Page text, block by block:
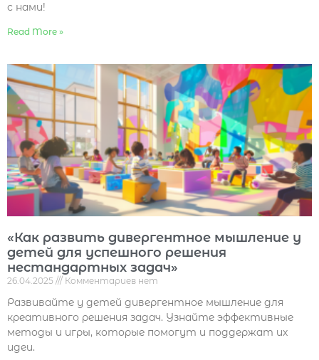
с нами!
Read More »
«Как развить дивергентное мышление у
детей для успешного решения
нестандартных задач»
26.04.2025 Комментариев нет
Развивайте у детей дивергентное мышление для
креативного решения задач. Узнайте эффективные
методы и игры, которые помогут и поддержат их
идеи.